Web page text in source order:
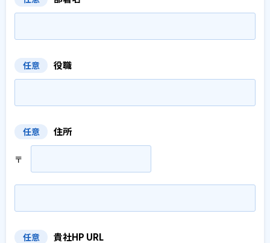
任意 役職
任意 住所
〒
任意 貴社HP URL